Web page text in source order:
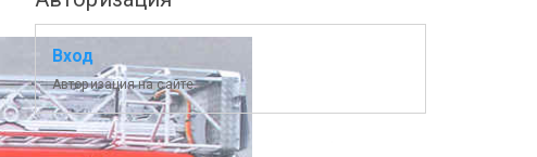
Вход
Авторизация на сайте.